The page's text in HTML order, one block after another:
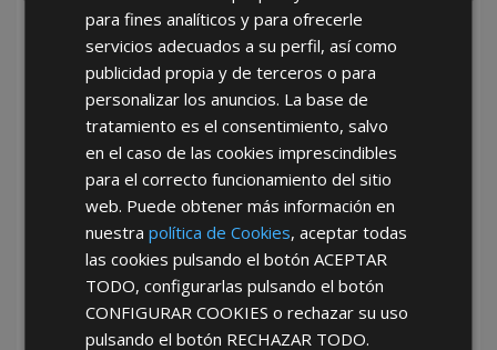
He leído y acepto la Política de Privacidad
*Abstenerse particulares, sólo venta a tiendas y empresas minoristas y
para fines analíticos y para ofrecerle
servicios adecuados a su perfil, así como
publicidad propia y de terceros o para
personalizar los anuncios. La base de
tratamiento es el consentimiento, salvo
en el caso de las cookies imprescindibles
para el correcto funcionamiento del sitio
web. Puede obtener más información en
nuestrapolítica de Cookies, aceptar todas
las cookies pulsando el botónACEPTAR
TODO, configurarlas pulsando el botón
CONFIGURAR COOKIES o rechazar su uso
pulsando el botón RECHAZAR TODO.